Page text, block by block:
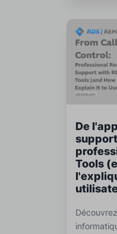
De
Tools